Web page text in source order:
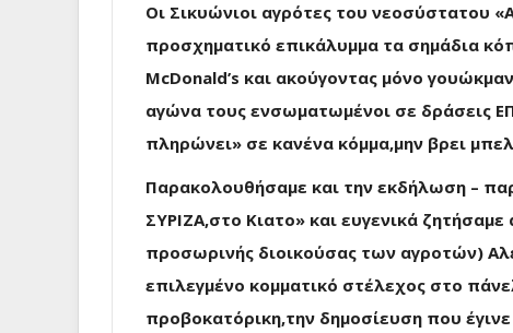
Οι Σικυώνιοι αγρότες του νεοσύστατου
προσχηματικό επικάλυμμα τα σημάδια
McDonald’s και ακούγοντας μόνο
αγώνα τους ενσωματωμένοι σε δράσεις
πληρώνει» σε κανένα κόμμα,μην βρει
Παρακολουθήσαμε και την εκδήλωση –
ΣΥΡΙΖΑ,στο Κιατο» και ευγενικά
προσωρινής διοικούσας των αγροτών)
επιλεγμένο κομματικό στέλεχος στο
προβοκατόρικη,την δημοσίευση που